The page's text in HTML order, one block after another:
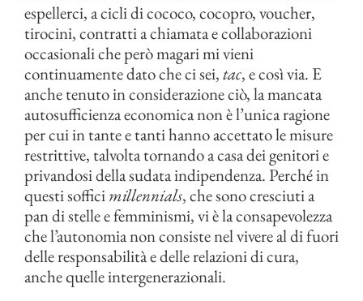
espellerci, a cicli di cococo, cocopro, voucher,
tirocini, contratti a chiamata e collaborazioni
occasionali che però magari mi vieni
continuamente dato che ci sei,tac, e così via. E
anche tenuto in considerazione ciò, la mancata
autosufficienza economica non è l’unica ragione
per cui in tante e tanti hanno accettato le misure
restrittive, talvolta tornando a casa dei genitori e
privandosi della sudata indipendenza. Perché in
questi sofficimillennials, che sono cresciuti a
pan di stelle e femminismi, vi è la consapevolezza
che l’autonomia non consiste nel vivere al di fuori
delle responsabilità e delle relazioni di cura,
anche quelle intergenerazionali.